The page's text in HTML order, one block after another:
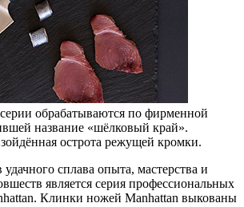
обрабатываются по фирменной
название «шёлковый край».
острота режущей кромки.
сплава опыта, мастерства и
является серия профессиональных
Клинки ножей Manhattan выкованы